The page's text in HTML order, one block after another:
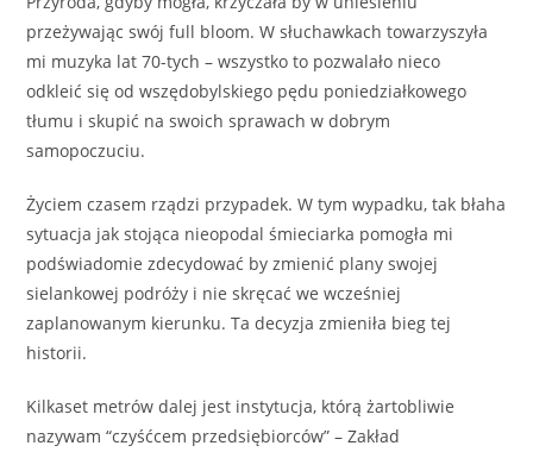
przeżywając swój full bloom. W słuchawkach towarzyszyła
mi muzyka lat 70-tych – wszystko to pozwalało nieco
odkleić się od wszędobylskiego pędu poniedziałkowego
tłumu i skupić na swoich sprawach w dobrym
samopoczuciu.
Życiem czasem rządzi przypadek. W tym wypadku, tak błaha
sytuacja jak stojąca nieopodal śmieciarka pomogła mi
podświadomie zdecydować by zmienić plany swojej
sielankowej podróży i nie skręcać we wcześniej
zaplanowanym kierunku. Ta decyzja zmieniła bieg tej
historii.
Kilkaset metrów dalej jest instytucja, którą żartobliwie
nazywam “czyśćcem przedsiębiorców” – Zakład